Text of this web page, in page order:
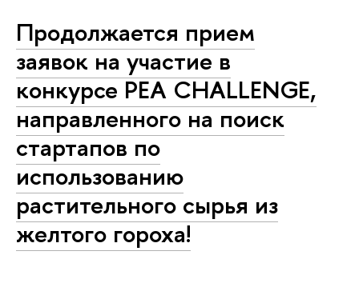
Продолжается прием
заявок на участие в
конкурсе PEA CHALLENGE,
направленного на поиск
стартапов по
использованию
растительного сырья из
желтого гороха!